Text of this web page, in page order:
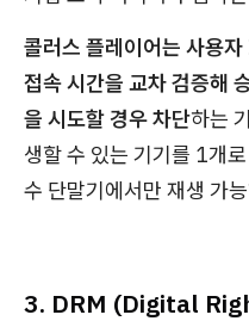
콜러스 플레이어는 사용
접속 시간을 교차 검증해
을 시도할 경우 차단하는
생할 수 있는 기기를 1개
수 단말기에서만 재생 가
3. DRM (Digital